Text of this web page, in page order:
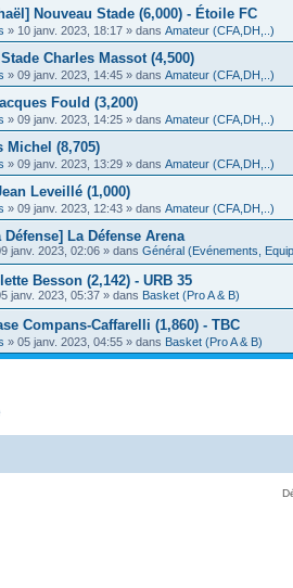
Nouveau Stade (6,000) - Étoile FC
» 10 janv. 2023, 18:17 » dans Amateur (CFA,DH,..)
Charles Massot (4,500)
» 09 janv. 2023, 14:45 » dans Amateur (CFA,DH,..)
Fould (3,200)
» 09 janv. 2023, 14:25 » dans Amateur (CFA,DH,..)
Michel (8,705)
» 09 janv. 2023, 13:29 » dans Amateur (CFA,DH,..)
Leveillé (1,000)
» 09 janv. 2023, 12:43 » dans Amateur (CFA,DH,..)
La Défense Arena
janv. 2023, 02:06 » dans Général (Evénements,
Besson (2,142) - URB 35
janv. 2023, 05:37 » dans Basket (Pro A & B)
Compans-Caffarelli (1,860) - TBC
» 05 janv. 2023, 04:55 » dans Basket (Pro A & B)